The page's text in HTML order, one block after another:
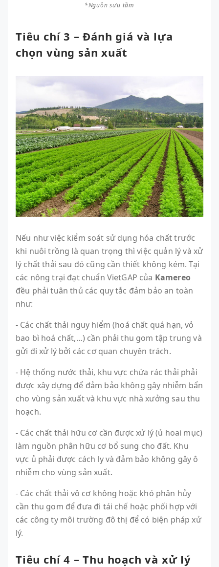
*Nguồn sưu tầm
Tiêu chí 3 – Đánh giá và lựa
chọn vùng sản xuất
Nếu như việc kiểm soát sử dụng hóa chất trước
khi nuôi trồng là quan trọng thì việc quản lý và xử
lý chất thải sau đó cũng cần thiết không kém. Tại
các nông trại đạt chuẩn VietGAP của Kamereo
đều phải tuân thủ các quy tắc đảm bảo an toàn
như:
- Các chất thải nguy hiểm (hoá chất quá hạn, vỏ
bao bì hoá chất,…) cần phải thu gom tập trung và
gửi đi xử lý bởi các cơ quan chuyên trách.
- Hệ thống nước thải, khu vực chứa rác thải phải
được xây dựng để đảm bảo không gây nhiễm bẩn
cho vùng sản xuất và khu vực nhà xưởng sau thu
hoạch.
- Các chất thải hữu cơ cần được xử lý (ủ hoai mục)
làm nguồn phân hữu cơ bổ sung cho đất. Khu
vực ủ phải được cách ly và đảm bảo không gây ô
nhiễm cho vùng sản xuất.
- Các chất thải vô cơ không hoặc khó phân hủy
cần thu gom để đưa đi tái chế hoặc phối hợp với
các công ty môi trường đô thị để có biện pháp xử
lý.
Tiêu chí 4 – Thu hoạch và xử lý